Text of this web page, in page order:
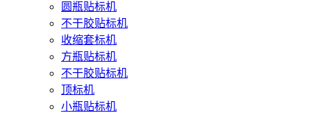
圆瓶贴标机
不干胶贴标机
收缩套标机
方瓶贴标机
不干胶贴标机
顶标机
小瓶贴标机